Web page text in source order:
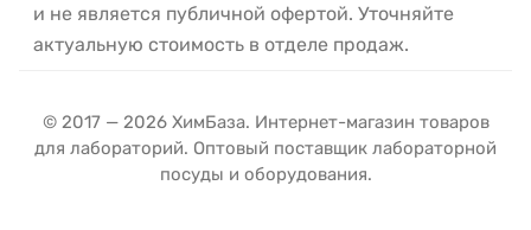
и не является публичной офертой. Уточняйте
актуальную стоимость в отделе продаж.
© 2017 — 2026 ХимБаза. Интернет-магазин товаров
для лабораторий. Оптовый поставщик лабораторной
посуды и оборудования.